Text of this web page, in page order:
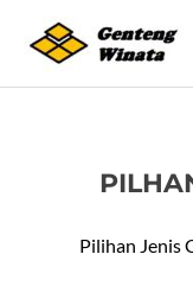
konten
Pilihan Jenis